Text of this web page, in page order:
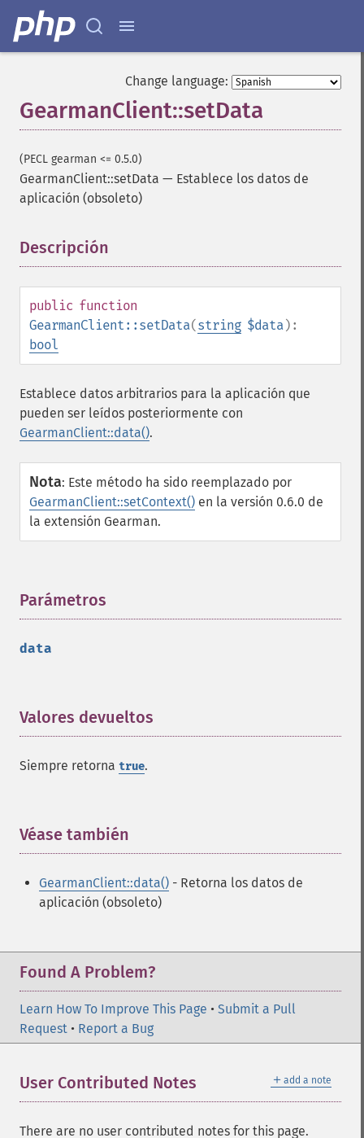
Change language:
GearmanClient::setData
(PECL gearman <= 0.5.0)
GearmanClient::setData — Establece los datos de
aplicación (obsoleto)
Descripción
public function
GearmanClient::setData(string $data):
bool
Establece datos arbitrarios para la aplicación que
pueden ser leídos posteriormente con
GearmanClient::data().
Nota: Este método ha sido reemplazado por
GearmanClient::setContext() en la versión 0.6.0 de
la extensión Gearman.
Parámetros
data
Valores devueltos
Siempre retorna true.
Véase también
GearmanClient::data() - Retorna los datos de
aplicación (obsoleto)
Found A Problem?
Learn How To Improve This Page • Submit a Pull
Request • Report a Bug
＋ add a note
User Contributed Notes
There are no user contributed notes for this page.